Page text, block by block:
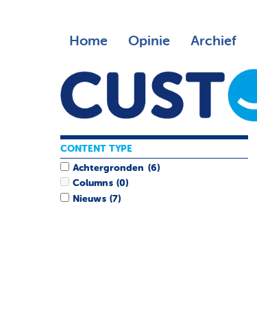
Home Opinie Archief
CONTENT TYPE
Achtergronden (6)
Columns (0)
Nieuws (7)